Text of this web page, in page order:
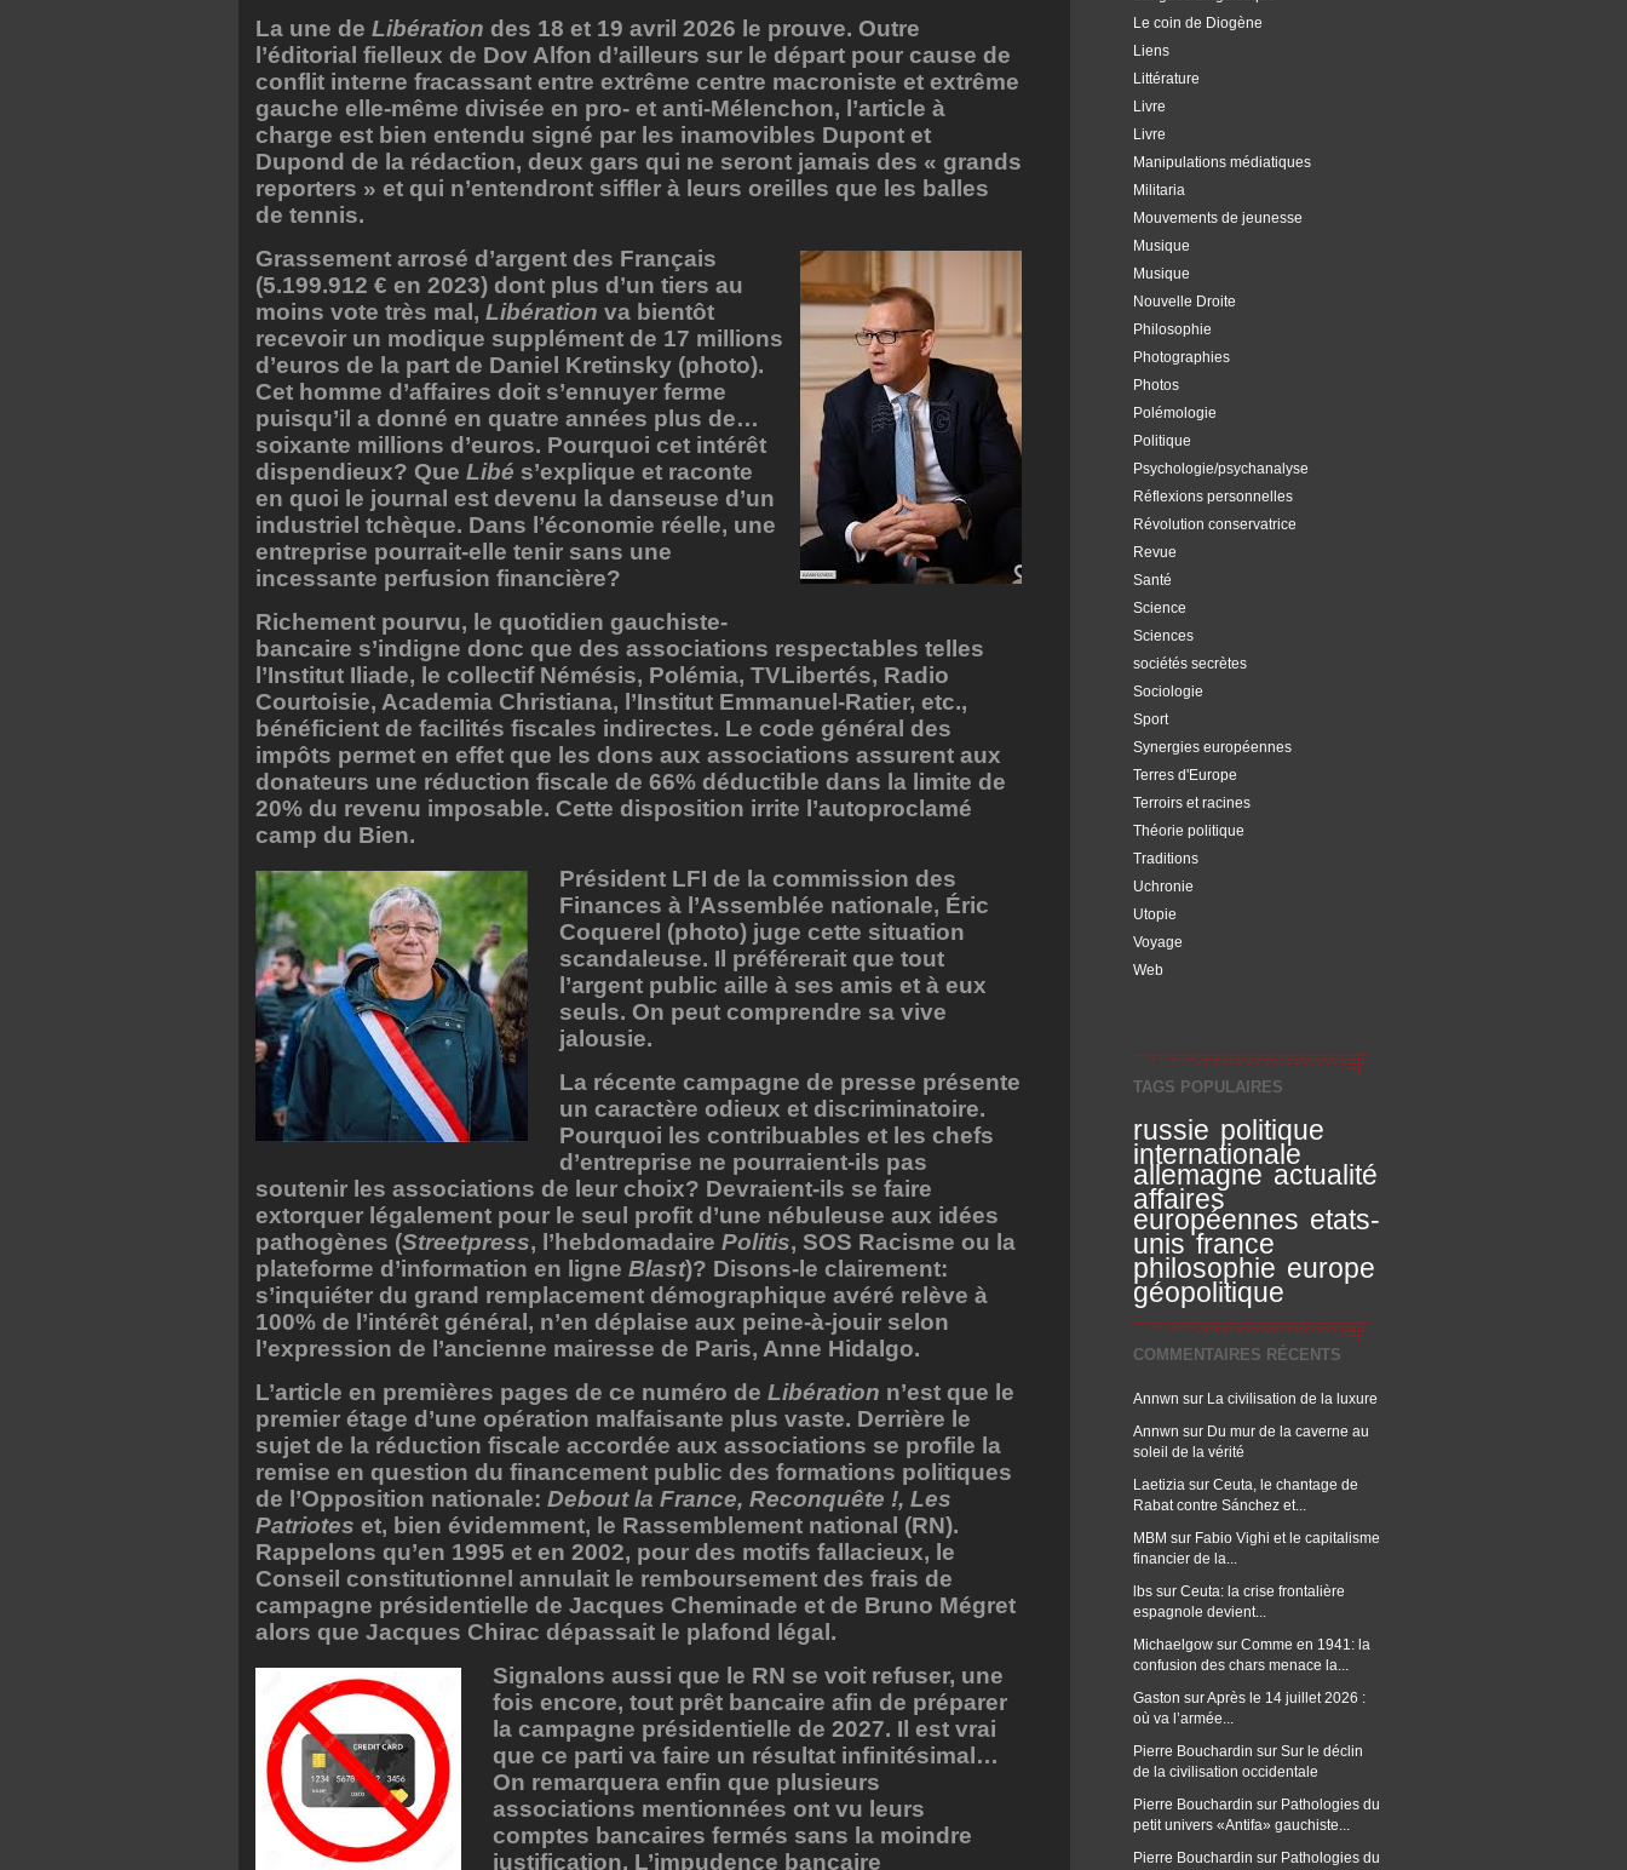
Le coin de Diogène
Liens
Littérature
Livre
Livre
Manipulations médiatiques
Militaria
Mouvements de jeunesse
Musique
Musique
Nouvelle Droite
Philosophie
Photographies
Photos
Polémologie
Politique
Psychologie/psychanalyse
Réflexions personnelles
Révolution conservatrice
Revue
Santé
Science
Sciences
sociétés secrètes
Sociologie
Sport
Synergies européennes
Terres d'Europe
Terroirs et racines
Théorie politique
Traditions
Uchronie
Utopie
Voyage
Web
TAGS POPULAIRES
russie politique
internationale
allemagne actualité
affaires
européennes etats-
unis france
philosophie europe
géopolitique
COMMENTAIRES RÉCENTS
Annwn sur La civilisation de la luxure
Annwn sur Du mur de la caverne au
soleil de la vérité
Laetizia sur Ceuta, le chantage de
Rabat contre Sánchez et...
MBM sur Fabio Vighi et le capitalisme
financier de la...
lbs sur Ceuta: la crise frontalière
espagnole devient...
Michaelgow sur Comme en 1941: la
confusion des chars menace la...
Gaston surAprès le 14 juillet 2026 :
où va l’armée...
Pierre Bouchardin sur Sur le déclin
de la civilisation occidentale
Pierre Bouchardin sur Pathologies du
petit univers «Antifa» gauchiste...
Pierre Bouchardin sur Pathologies du
La une de Libération des 18 et 19 avril 2026 le prouve. Outre
l’éditorial fielleux de Dov Alfon d’ailleurs sur le départ pour cause de
conflit interne fracassant entre extrême centre macroniste et extrême
gauche elle-même divisée en pro- et anti-Mélenchon, l’article à
charge est bien entendu signé par les inamovibles Dupont et
Dupond de la rédaction, deux gars qui ne seront jamais des « grands
reporters » et qui n’entendront siffler à leurs oreilles que les balles
de tennis.
Grassement arrosé d’argent des Français
(5.199.912 € en 2023) dont plus d’un tiers au
moins vote très mal, Libération va bientôt
recevoir un modique supplément de 17 millions
d’euros de la part de Daniel Kretinsky (photo).
Cet homme d’affaires doit s’ennuyer ferme
puisqu’il a donné en quatre années plus de…
soixante millions d’euros. Pourquoi cet intérêt
dispendieux? Que Libé s’explique et raconte
en quoi le journal est devenu la danseuse d’un
industriel tchèque. Dans l’économie réelle, une
entreprise pourrait-elle tenir sans une
incessante perfusion financière?
Richement pourvu, le quotidien gauchiste-
bancaire s’indigne donc que des associations respectables telles
l’Institut Iliade, le collectif Némésis, Polémia, TVLibertés, Radio
Courtoisie, Academia Christiana, l’Institut Emmanuel-Ratier, etc.,
bénéficient de facilités fiscales indirectes. Le code général des
impôts permet en effet que les dons aux associations assurent aux
donateurs une réduction fiscale de 66% déductible dans la limite de
20% du revenu imposable. Cette disposition irrite l’autoproclamé
camp du Bien.
Président LFI de la commission des
Finances à l’Assemblée nationale, Éric
Coquerel (photo) juge cette situation
scandaleuse. Il préférerait que tout
l’argent public aille à ses amis et à eux
seuls. On peut comprendre sa vive
jalousie.
La récente campagne de presse présente
un caractère odieux et discriminatoire.
Pourquoi les contribuables et les chefs
d’entreprise ne pourraient-ils pas
soutenir les associations de leur choix? Devraient-ils se faire
extorquer légalement pour le seul profit d’une nébuleuse aux idées
pathogènes (Streetpress, l’hebdomadaire Politis, SOS Racisme ou la
plateforme d’information en ligne Blast)? Disons-le clairement:
s’inquiéter du grand remplacement démographique avéré relève à
100% de l’intérêt général, n’en déplaise aux peine-à-jouir selon
l’expression de l’ancienne mairesse de Paris, Anne Hidalgo.
L’article en premières pages de ce numéro de Libération n’est que le
premier étage d’une opération malfaisante plus vaste. Derrière le
sujet de la réduction fiscale accordée aux associations se profile la
remise en question du financement public des formations politiques
de l’Opposition nationale: Debout la France, Reconquête !, Les
Patriotes et, bien évidemment, le Rassemblement national (RN).
Rappelons qu’en 1995 et en 2002, pour des motifs fallacieux, le
Conseil constitutionnel annulait le remboursement des frais de
campagne présidentielle de Jacques Cheminade et de Bruno Mégret
alors que Jacques Chirac dépassait le plafond légal.
Signalons aussi que le RN se voit refuser, une
fois encore, tout prêt bancaire afin de préparer
la campagne présidentielle de 2027. Il est vrai
que ce parti va faire un résultat infinitésimal…
On remarquera enfin que plusieurs
associations mentionnées ont vu leurs
comptes bancaires fermés sans la moindre
justification. L’impudence bancaire